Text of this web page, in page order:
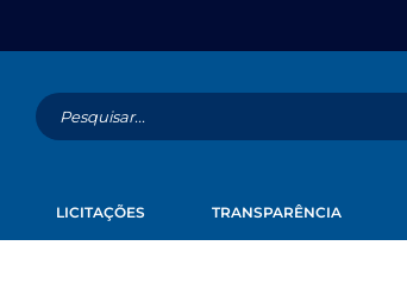
LICITAÇÕES TRANSPARÊNCIA